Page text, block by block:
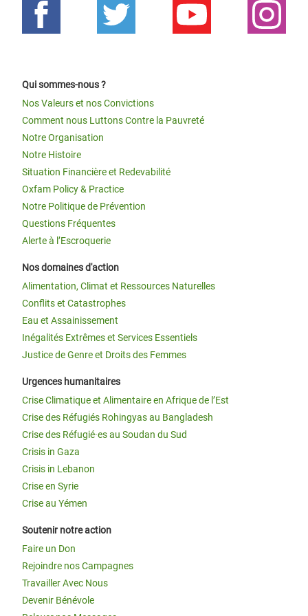
Qui sommes-nous ?
Nos Valeurs et nos Convictions
Comment nous Luttons Contre la Pauvreté
Notre Organisation
Notre Histoire
Situation Financière et Redevabilité
Oxfam Policy & Practice
Notre Politique de Prévention
Questions Fréquentes
Alerte à l’Escroquerie
Nos domaines d'action
Alimentation, Climat et Ressources Naturelles
Conflits et Catastrophes
Eau et Assainissement
Inégalités Extrêmes et Services Essentiels
Justice de Genre et Droits des Femmes
Urgences humanitaires
Crise Climatique et Alimentaire en Afrique de l’Est
Crise des Réfugiés Rohingyas au Bangladesh
Crise des Réfugié·es au Soudan du Sud
Crisis in Gaza
Crisis in Lebanon
Crise en Syrie
Crise au Yémen
Soutenir notre action
Faire un Don
Rejoindre nos Campagnes
Travailler Avec Nous
Devenir Bénévole